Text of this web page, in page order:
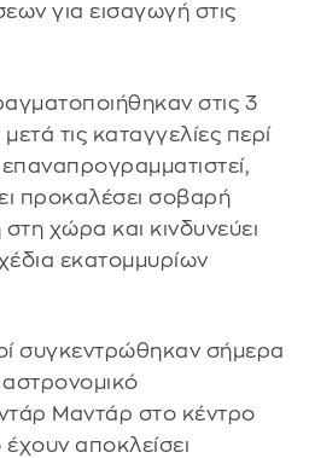
για εισαγωγή στις
στις 3
τις καταγγελίες περί
προκαλέσει σοβαρή
χώρα και κινδυνεύει
εκατομμυρίων
συγκεντρώθηκαν σήμερα
αστρονομικό
Μαντάρ στο κέντρο
αποκλείσει